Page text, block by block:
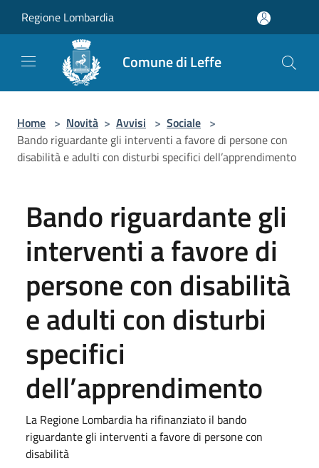
Regione Lombardia
Comune di Leffe
Home > Novità > Avvisi > Sociale >
Bando riguardante gli interventi a favore di persone con
disabilità e adulti con disturbi specifici dell’apprendimento
Bando riguardante gli
interventi a favore di
persone con disabilità
e adulti con disturbi
specifici
dell’apprendimento
La Regione Lombardia ha rifinanziato il bando
riguardante gli interventi a favore di persone con
disabilità